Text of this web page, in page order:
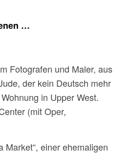
…
Fotografen und Maler, aus
der kein Deutsch mehr
in Upper West.
(mit Oper,
Market“, einer ehemaligen